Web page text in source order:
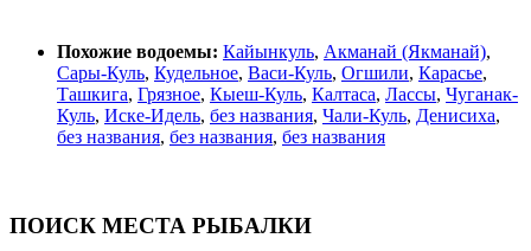
Похожие водоемы: Кайынкуль, Акманай (Якманай),
Сары-Куль, Кудельное, Васи-Куль, Огшили, Карасье,
Ташкига, Грязное, Кыеш-Куль, Калтаса, Лассы, Чуганак-
Куль, Иске-Идель, без названия, Чали-Куль, Денисиха,
без названия, без названия, без названия
ПОИСК МЕСТА РЫБАЛКИ